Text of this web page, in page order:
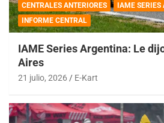
CENTRALES ANTERIORES
IAME SERIES
INFORME CENTRAL
IAME Series Argentina: Le
Aires
21 julio, 2026 E-Kart